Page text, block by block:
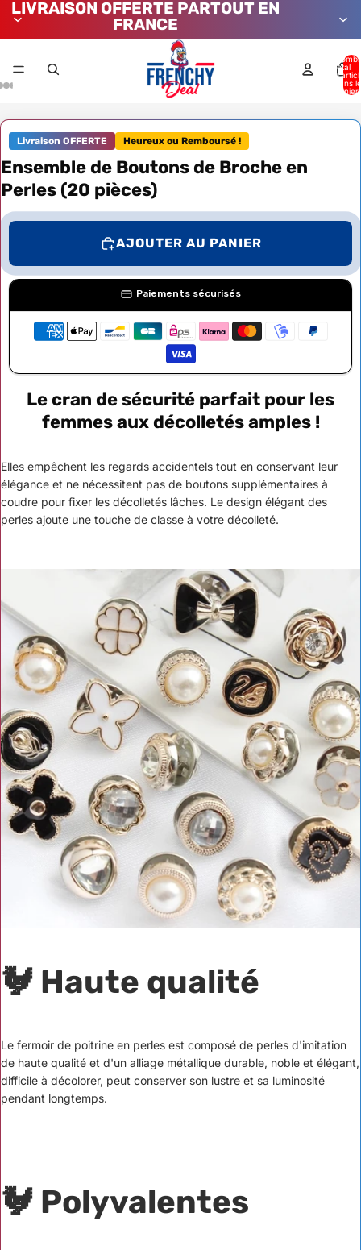
LIVRAISON OFFERTE PARTOUT EN
FRANCE
total
dans le
Livraison OFFERTE Heureux ou Remboursé !
Ensemble de Boutons de Broche en
Perles (20 pièces)
AJOUTER AU PANIER
Paiements sécurisés
Le cran de sécurité parfait pour les
femmes aux décolletés amples !
Elles empêchent les regards accidentels tout en conservant leur
élégance et ne nécessitent pas de boutons supplémentaires à
coudre pour fixer les décolletés lâches. Le design élégant des
perles ajoute une touche de classe à votre décolleté.
🐓 Haute qualité
Le fermoir de poitrine en perles est composé de perles d'imitation
de haute qualité et d'un alliage métallique durable, noble et élégant,
difficile à décolorer, peut conserver son lustre et sa luminosité
pendant longtemps.
🐓 Polyvalentes